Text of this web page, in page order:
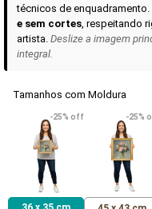
VER DETALHES
Madona de Loreto
R$ 538,42
técnicos de
e sem cortes, respeitando
artista. Deslize a imagem
integral.
Tamanhos com Moldura
-25% off -25%